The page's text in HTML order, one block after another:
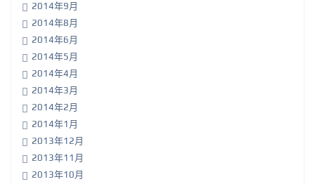
2014年9月
2014年8月
2014年6月
2014年5月
2014年4月
2014年3月
2014年2月
2014年1月
2013年12月
2013年11月
2013年10月